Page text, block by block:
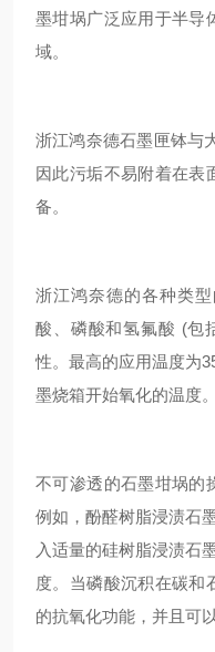
墨坩埚广泛应用于半导
域。
浙江鸿奈德石墨匣钵与
因此污垢不易附着在表
备。
浙江鸿奈德的各种类
酸、磷酸和氢氟酸 (包
性。最高的应用温度为
墨烧箱开始氧化的温度。
不可渗透的石墨坩埚的
例如，酚醛树脂浸渍石
入适量的硅树脂浸渍石
度。当磷酸沉积在碳和
的抗氧化功能，并且可